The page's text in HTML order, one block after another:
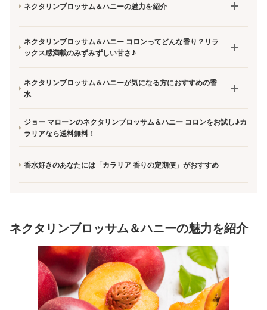
ネクタリンブロッサム＆ハニーの魅力を紹介
ネクタリンブロッサム＆ハニー コロンってどんな香り？リラ
ックス感満載のみずみずしい甘さ♪
ネクタリンブロッサム＆ハニーが気になる方におすすめの香
水
ジョー マローンのネクタリンブロッサム＆ハニー コロンをお試し♪カ
ラリアなら送料無料！
香水好きのあなたには「カラリア 香りの定期便」がおすすめ
ネクタリンブロッサム＆ハニーの魅力を紹介